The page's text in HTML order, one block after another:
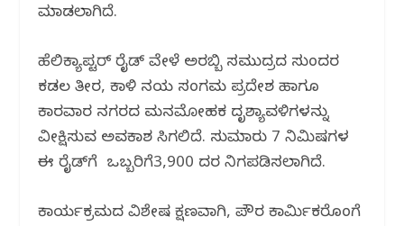
ಮಾಡಲಾಗಿದೆ.
ಹೆಲಿಕ್ಯಾಪ್ಟರ್ ರೈಡ್ ವೇಳೆ ಅರಬ್ಬಿ ಸಮುದ್ರದ ಸುಂದರ
ಕಡಲ ತೀರ, ಕಾಳಿ ನದಿಯ ಸಂಗಮ ಪ್ರದೇಶ ಹಾಗೂ
ಕಾರವಾರ ನಗರದ ಮನಮೋಹಕ ದೃಶ್ಯಾವಳಿಗಳನ್ನು
ವೀಕ್ಷಿಸುವ ಅವಕಾಶ ಸಿಗಲಿದೆ. ಸುಮಾರು 7 ನಿಮಿಷಗಳ
ಈ ರೈಡ್‌ಗೆ ಒಬ್ಬರಿಗೆ3,900 ದರ ನಿಗದಿಪಡಿಸಲಾಗಿದೆ.
ಕಾರ್ಯಕ್ರಮದ ವಿಶೇಷ ಕ್ಷಣವಾಗಿ, ಪೌರ ಕಾರ್ಮಿಕರೊಂದಿಗೆ